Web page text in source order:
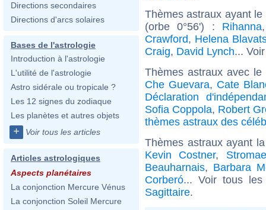
Directions secondaires
Directions d'arcs solaires
Bases de l'astrologie
Introduction à l'astrologie
L'utilité de l'astrologie
Astro sidérale ou tropicale ?
Les 12 signes du zodiaque
Les planètes et autres objets
+ Voir tous les articles
Articles astrologiques
Aspects planétaires
La conjonction Mercure Vénus
La conjonction Soleil Mercure
Thèmes astraux ayant
(orbe 0°56') : Rihanna
Crawford, Helena
Craig, David Lynch...
Thèmes astraux avec
Che Guevara, Cate
Déclaration
Sofia Coppola, Robert
thèmes astraux des
Thèmes astraux ayant
Kevin Costner, Stromae
Beauharnais, Barbara
Corberó... Voir tous
Sagittaire.